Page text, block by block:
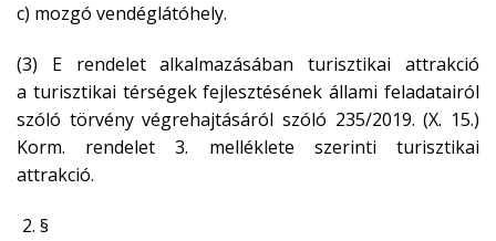
c) mozgó vendéglátóhely.
(3) E rendelet alkalmazásában turisztikai attrakció
a turisztikai térségek fejlesztésének állami feladatairól
szóló törvény végrehajtásáról szóló 235/2019. (X. 15.)
Korm. rendelet 3. melléklete szerinti turisztikai
attrakció.
§